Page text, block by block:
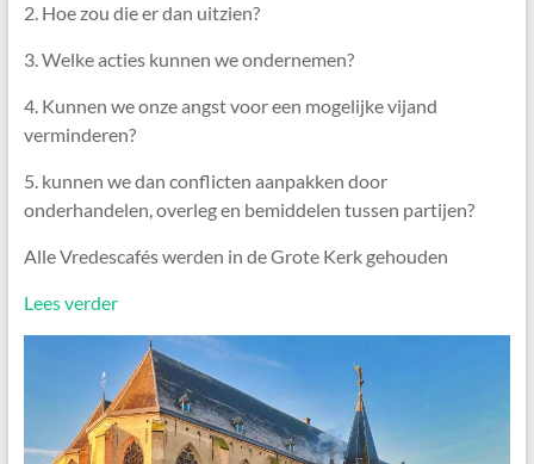
2. Hoe zou die er dan uitzien?
3. Welke acties kunnen we ondernemen?
4. Kunnen we onze angst voor een mogelijke vijand
verminderen?
5. kunnen we dan conflicten aanpakken door
onderhandelen, overleg en bemiddelen tussen partijen?
Alle Vredescafés werden in de Grote Kerk gehouden
Lees verder